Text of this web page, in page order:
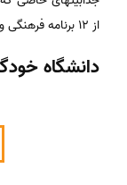
از ۱۲ برنامه فرهنگی و ورزشی را در داخل محیط دانشگاه ارائه می‌کند.
دانشگاه